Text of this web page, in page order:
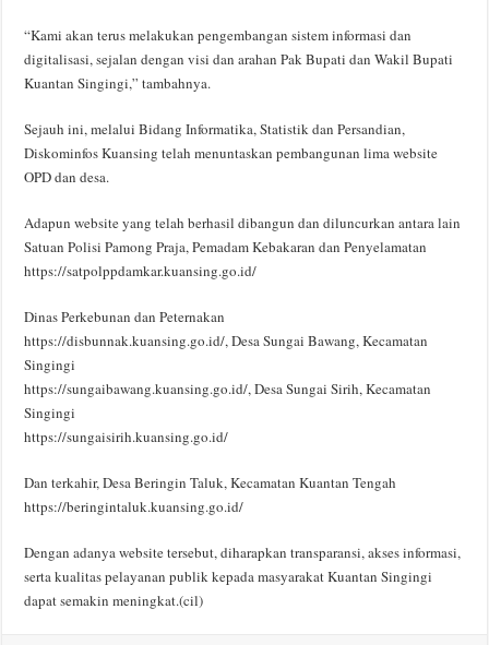
“Kami akan terus melakukan pengembangan sistem informasi dan
digitalisasi, sejalan dengan visi dan arahan Pak Bupati dan Wakil Bupati
Kuantan Singingi,” tambahnya.
Sejauh ini, melalui Bidang Informatika, Statistik dan Persandian,
Diskominfos Kuansing telah menuntaskan pembangunan lima website
OPD dan desa.
Adapun website yang telah berhasil dibangun dan diluncurkan antara lain
Satuan Polisi Pamong Praja, Pemadam Kebakaran dan Penyelamatan
https://satpolppdamkar.kuansing.go.id/
Dinas Perkebunan dan Peternakan
https://disbunnak.kuansing.go.id/, Desa Sungai Bawang, Kecamatan
Singingi
https://sungaibawang.kuansing.go.id/, Desa Sungai Sirih, Kecamatan
Singingi
https://sungaisirih.kuansing.go.id/
Dan terkahir, Desa Beringin Taluk, Kecamatan Kuantan Tengah
https://beringintaluk.kuansing.go.id/
Dengan adanya website tersebut, diharapkan transparansi, akses informasi,
serta kualitas pelayanan publik kepada masyarakat Kuantan Singingi
dapat semakin meningkat.(cil)